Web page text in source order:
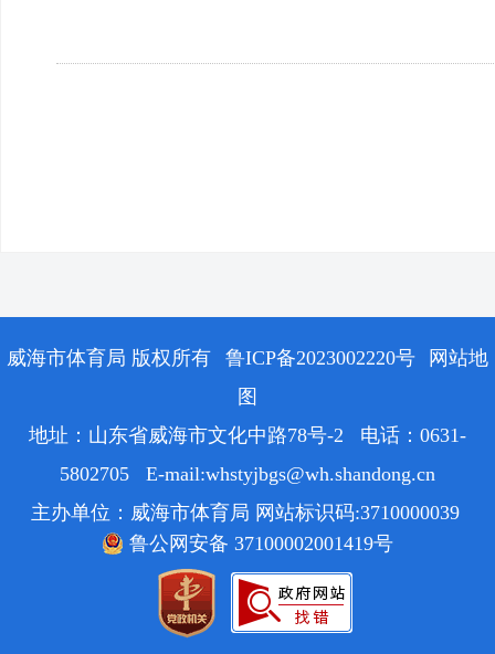
威海市体育局 版权所有 鲁ICP备2023002220号
网站地
图
地址：山东省威海市文化中路78号-2 电话：0631-
5802705 E-mail:whstyjbgs@wh.shandong.cn
主办单位：威海市体育局 网站标识码:3710000039
鲁公网安备 37100002001419号